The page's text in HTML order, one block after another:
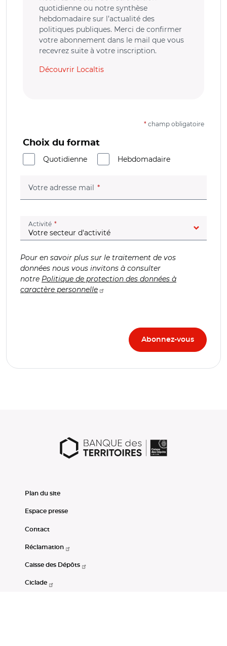
quotidienne ou notre synthèse
hebdomadaire sur l’actualité des
politiques publiques. Merci de confirmer
votre abonnement dans le mail que vous
recevrez suite à votre inscription.
Découvrir Localtis
* champ obligatoire
Choix du format
Quotidienne
Hebdomadaire
Votre adresse mail (champ obligatoire)
Activité (champ obligatoire)
Pour en savoir plus sur le traitement de vos
données nous vous invitons à consulter
notre Politique de protection des données à
caractère personnelle
Plan du site
Espace presse
Contact
Réclamation
Caisse des Dépôts
Ciclade